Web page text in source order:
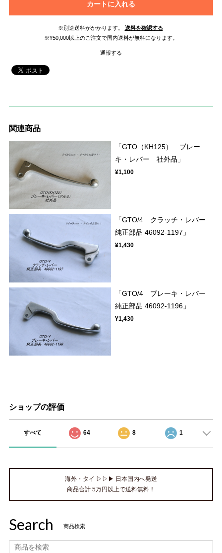
カートに入れる
※別途送料がかかります。
送料を確認する
※¥50,000以上のご注文で国内送料が無料になります。
通報する
関連商品
「GTO（KH125） ブレー
キ・レバー 社外品」
¥1,100
「GTO/4 クラッチ・レバー
純正部品 46092-1197」
¥1,430
「GTO/4 ブレーキ・レバー
純正部品 46092-1196」
¥1,430
ショップの評価
すべて 64 8 1
海外・タイ ▷▷▶ 日本国内へ発送
商品合計 5万円以上で送料無料！
Search 商品検索